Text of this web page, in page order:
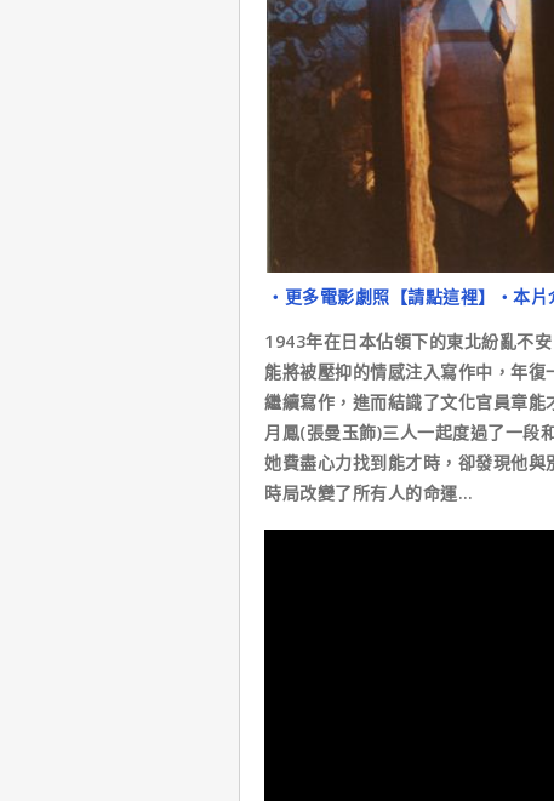
‧更多電影劇照【請點這裡】 ‧本片
1943年在日本佔領下的東北紛亂不
能將被壓抑的情感注入寫作中，年
繼續寫作，進而結識了文化官員章
月鳳(張曼玉飾)三人一起度過了一段
她費盡心力找到能才時，卻發現他
時局改變了所有人的命運…